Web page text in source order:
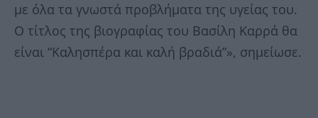
με όλα τα γνωστά προβλήματα της υγείας του.
Ο τίτλος της βιογραφίας του Βασίλη Καρρά θα
είναι “Καλησπέρα και καλή βραδιά”», σημείωσε.